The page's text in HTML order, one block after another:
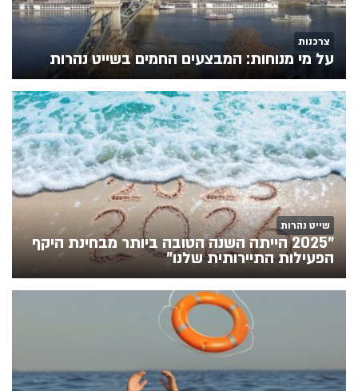
צרכנות
על מי מנוחות: המבצעים החמים בשייט נהרות
שייט נהרות
"2025 הייתה השנה הטובה ביותר מבחינת היקף
הפעילות התיירותית שלנו"